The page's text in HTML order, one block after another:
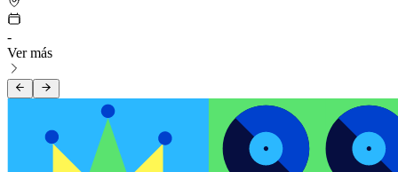
-
Ver más